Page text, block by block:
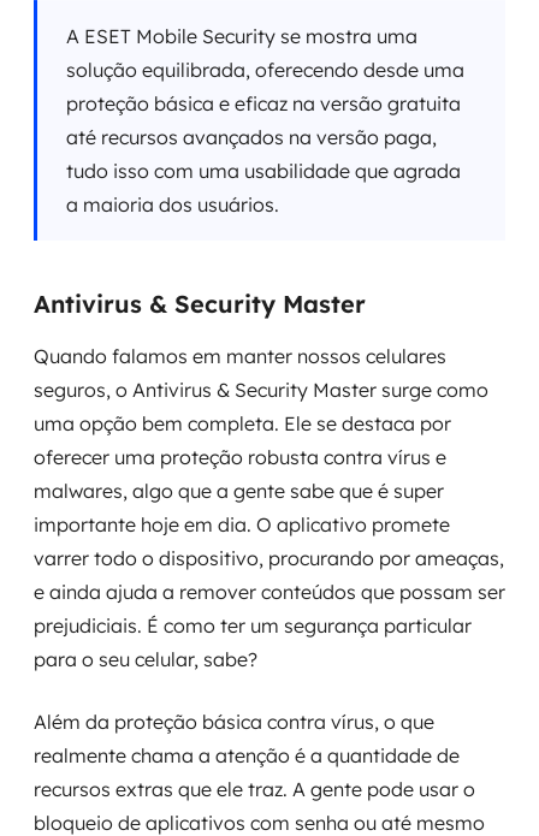
A ESET Mobile Security se mostra uma
solução equilibrada, oferecendo desde uma
proteção básica e eficaz na versão gratuita
até recursos avançados na versão paga,
tudo isso com uma usabilidade que agrada
a maioria dos usuários.
Antivirus & Security Master
Quando falamos em manter nossos celulares
seguros, o Antivirus & Security Master surge como
uma opção bem completa. Ele se destaca por
oferecer uma proteção robusta contra vírus e
malwares, algo que a gente sabe que é super
importante hoje em dia. O aplicativo promete
varrer todo o dispositivo, procurando por ameaças,
e ainda ajuda a remover conteúdos que possam ser
prejudiciais. É como ter um segurança particular
para o seu celular, sabe?
Além da proteção básica contra vírus, o que
realmente chama a atenção é a quantidade de
recursos extras que ele traz. A gente pode usar o
bloqueio de aplicativos com senha ou até mesmo